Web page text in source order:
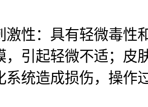
激性：具有轻微毒性
，引起轻微不适；皮
系统造成损伤，操作